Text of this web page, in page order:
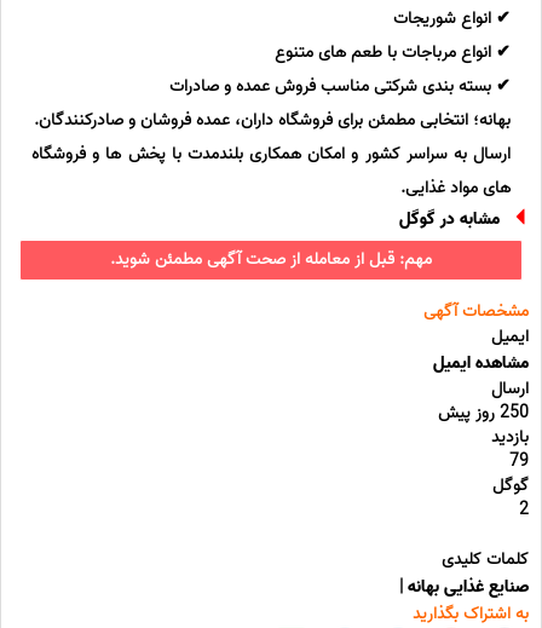
✔ انواع شوریجات
✔ انواع مرباجات با طعم های متنوع
✔ بسته بندی شرکتی مناسب فروش عمده و صادرات
بهانه؛ انتخابی مطمئن برای فروشگاه داران، عمده فروشان و صادرکنندگان.
ارسال به سراسر کشور و امکان همکاری بلندمدت با پخش ها و فروشگاه
های مواد غذایی.
مشابه در گوگل
مهم: قبل از معامله از صحت آگهی مطمئن شوید.
مشخصات آگهی
ایمیل
مشاهده ایمیل
ارسال
250 روز پیش
بازدید
79
گوگل
2
کلمات کلیدی
صنایع غذایی بهانه|
به اشتراک بگذارید